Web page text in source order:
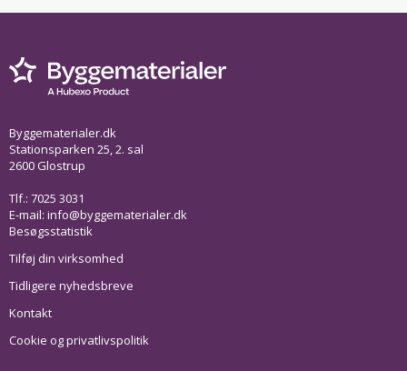
Byggematerialer.dk
Stationsparken 25, 2. sal
2600 Glostrup
Tlf.: 7025 3031
E-mail: info@byggematerialer.dk
Besøgsstatistik
Tilføj din virksomhed
Tidligere nyhedsbreve
Kontakt
Cookie og privatlivspolitik